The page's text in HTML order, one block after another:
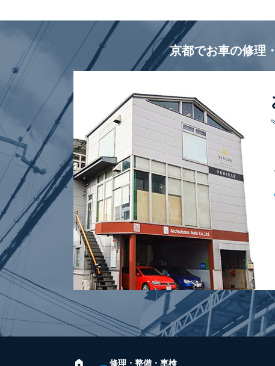
京都でお車の修理
修理・整備・車検